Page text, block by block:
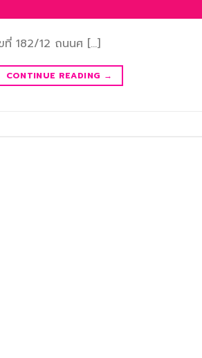
ที่ 182/12 ถนนศ […]
CONTINUE READING →